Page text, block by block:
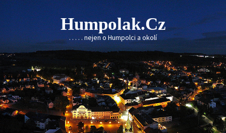
Skip
to
content
Humpolak.cz
. . . . . nejen o Humpolci a okolí